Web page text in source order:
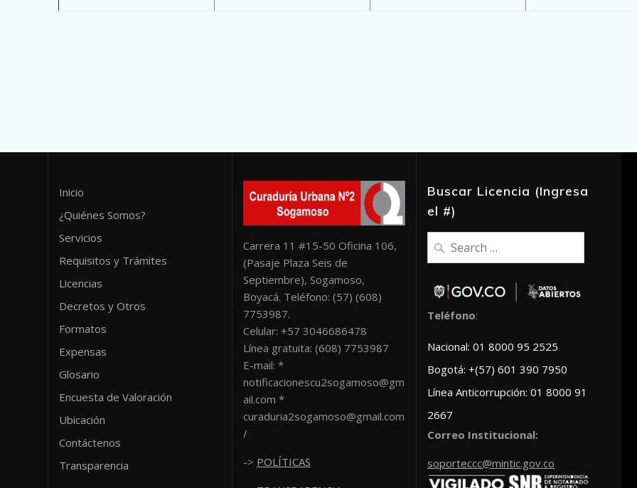
Inicio
¿Quiénes Somos?
Servicios
Requisitos y Trámites
Licencias
Decretos y Otros
Formatos
Expensas
Glosario
Encuesta de Valoración
Ubicación
Contáctenos
Transparencia
Carrera 11 #15-50 Oficina 106,
(Pasaje Plaza Seis de
Septiembre), Sogamoso,
Boyacá. Teléfono: (57) (608)
7753987.
Celular: +57 3046686478
Línea gratuita: (608) 7753987
E-mail: *
notificacionescu2sogamoso@gm
ail.com *
curaduria2sogamoso@gmail.com
/
-> POLÍTICAS
Buscar Licencia (Ingresa
el #)
Search
for:
Teléfono:
Nacional: 01 8000 95 2525
Bogotá: +(57) 601 390 7950
Línea Anticorrupción: 01 8000 91
2667
Correo Institucional:
soporteccc@mintic.gov.co